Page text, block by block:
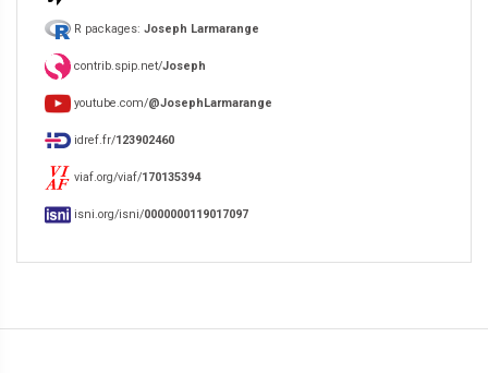
R packages: Joseph Larmarange
contrib.spip.net/Joseph
youtube.com/@JosephLarmarange
idref.fr/123902460
viaf.org/viaf/170135394
isni.org/isni/0000000119017097